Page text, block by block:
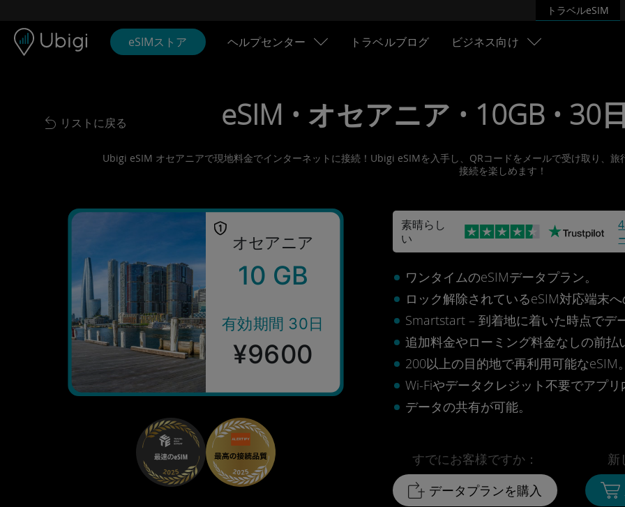
トラベルeSIM
eSIMストア ヘルプセンター トラベルブログ ビジネス向け
Back to list
リストに戻る eSIM • オセアニア • 10GB • 30
Ubigi eSIM オセアニアで現地料金でインターネットに接続！Ubigi eSIMを入手し、QRコードをメールで受け取り、
接続を楽しめます！
オセアニア
10 GB
有効期間 30日
¥9600
素晴らし
い
ワンタイムのeSIMデータプラン。
ロック解除されているeSIM対応端末
Smartstart – 到着地に着いた時点でデ
追加料金やローミング料金なしの前払
200以上の目的地で再利用可能なeSIM
Wi-Fiやデータクレジット不要でアプ
データの共有が可能。
すでにお客様ですか：
データプランを購入
新